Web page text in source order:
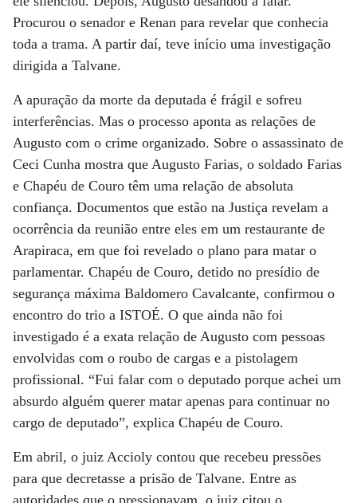
Procurou o senador e Renan para revelar que conhecia
toda a trama. A partir daí, teve início uma investigação
dirigida a Talvane.
A apuração da morte da deputada é frágil e sofreu
interferências. Mas o processo aponta as relações de
Augusto com o crime organizado. Sobre o assassinato de
Ceci Cunha mostra que Augusto Farias, o soldado Farias
e Chapéu de Couro têm uma relação de absoluta
confiança. Documentos que estão na Justiça revelam a
ocorrência da reunião entre eles em um restaurante de
Arapiraca, em que foi revelado o plano para matar o
parlamentar. Chapéu de Couro, detido no presídio de
segurança máxima Baldomero Cavalcante, confirmou o
encontro do trio a ISTOÉ. O que ainda não foi
investigado é a exata relação de Augusto com pessoas
envolvidas com o roubo de cargas e a pistolagem
profissional. “Fui falar com o deputado porque achei um
absurdo alguém querer matar apenas para continuar no
cargo de deputado”, explica Chapéu de Couro.
Em abril, o juiz Accioly contou que recebeu pressões
para que decretasse a prisão de Talvane. Entre as
autoridades que o pressionavam, o juiz citou o